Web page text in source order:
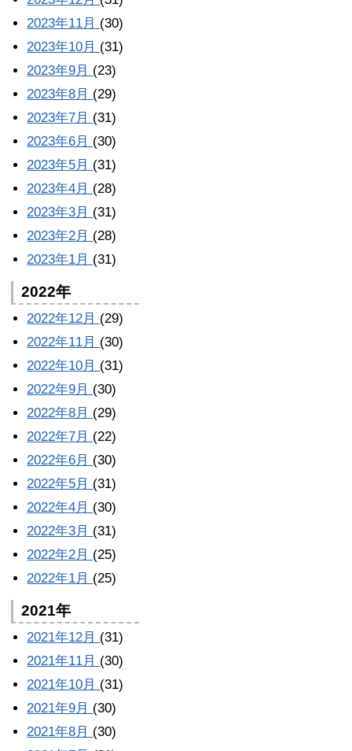
2023年11月 (30)
2023年10月 (31)
2023年9月 (23)
2023年8月 (29)
2023年7月 (31)
2023年6月 (30)
2023年5月 (31)
2023年4月 (28)
2023年3月 (31)
2023年2月 (28)
2023年1月 (31)
2022年
2022年12月 (29)
2022年11月 (30)
2022年10月 (31)
2022年9月 (30)
2022年8月 (29)
2022年7月 (22)
2022年6月 (30)
2022年5月 (31)
2022年4月 (30)
2022年3月 (31)
2022年2月 (25)
2022年1月 (25)
2021年
2021年12月 (31)
2021年11月 (30)
2021年10月 (31)
2021年9月 (30)
2021年8月 (30)